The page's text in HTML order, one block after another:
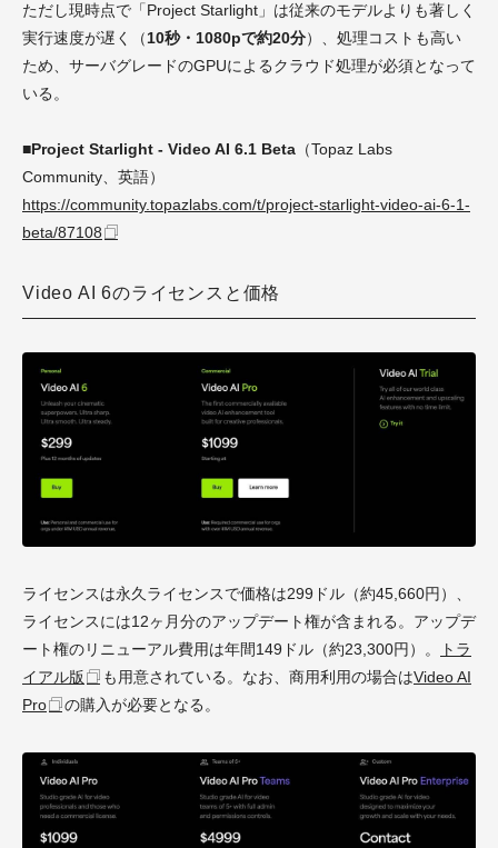
ただし現時点で「Project Starlight」は従来のモデルよりも著しく
実行速度が遅く（10秒・1080pで約20分）、処理コストも高い
ため、サーバグレードのGPUによるクラウド処理が必須となって
いる。
■Project Starlight - Video AI 6.1 Beta （Topaz Labs
Community、英語）
https://community.topazlabs.com/t/project-starlight-video-ai-6-1-
beta/87108
Video AI 6のライセンスと価格
ライセンスは永久ライセンスで価格は299ドル（約45,660円）、
ライセンスには12ヶ月分のアップデート権が含まれる。アップデ
ート権のリニューアル費用は年間149ドル（約23,300円）。
トラ
イアル版
も用意されている。なお、商用利用の場合はVideo AI
Pro
の購入が必要となる。